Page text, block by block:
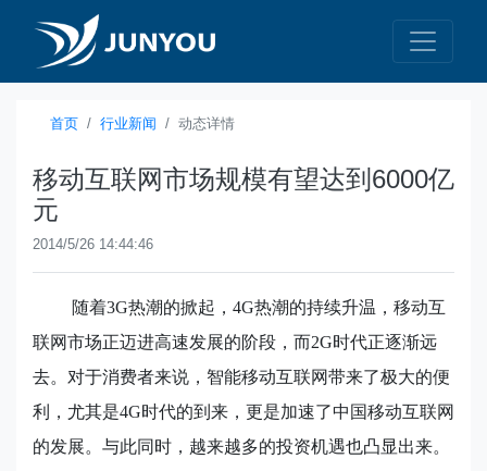
首页 行业新闻 动态详情
移动互联网市场规模有望达到6000亿
元
2014/5/26 14:44:46
随着3G热潮的掀起， 4G热潮的持续升温，移动互
联网市场正迈进高速发展的阶段，而2G时代正逐渐远
去。对于消费者来说，智能移动互联网带来了极大的便
利，尤其是4G时代的到来，更是加速了中国移动互联网
的发展。与此同时，越来越多的投资机遇也凸显出来。